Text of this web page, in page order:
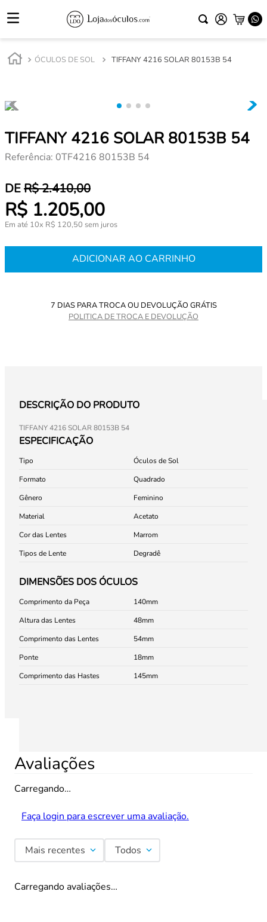
ÓCULOS DE SOL TIFFANY 4216 SOLAR 80153B 54
TIFFANY 4216 SOLAR 80153B 54
Referência: 0TF4216 80153B 54
R$2.410,00
R$ 1.205,00
Em até 10x R$ 120,50 sem juros
ADICIONAR AO CARRINHO
7 DIAS PARA TROCA OU DEVOLUÇÃO GRÁTIS
POLITICA DE TROCA E DEVOLUÇÃO
DESCRIÇÃO DO PRODUTO
TIFFANY 4216 SOLAR 80153B 54
ESPECIFICAÇÃO
Tipo
Óculos de Sol
Formato
Quadrado
Gênero
Feminino
Material
Acetato
Cor das Lentes
Marrom
Tipos de Lente
Degradê
DIMENSÕES DOS ÓCULOS
Comprimento da Peça
140
Altura das Lentes
48
Comprimento das Lentes
54
Ponte
18
Comprimento das Hastes
145
Avaliações
Carregando…
Faça login para escrever uma avaliação.
Mais recentes Todos
Carregando avaliações…